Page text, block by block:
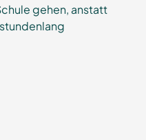
gehen, anstatt